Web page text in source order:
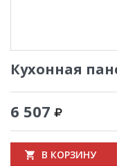
Кухонная
6 507
В КОРЗИНУ